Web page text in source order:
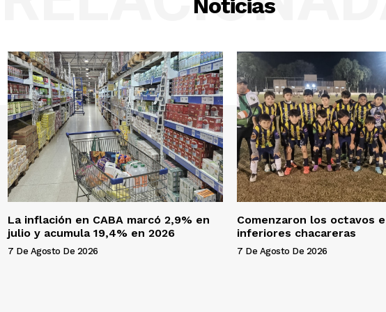
Noticias
La inflación en CABA marcó 2,9% en
julio y acumula 19,4% en 2026
7 De Agosto De 2026
Comenzaron los octavos
inferiores chacareras
7 De Agosto De 2026